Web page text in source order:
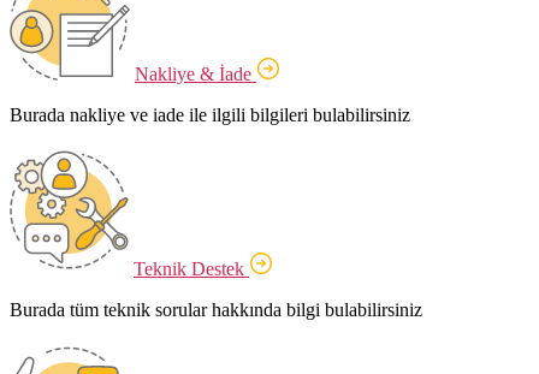
Nakliye & İade
Burada nakliye ve iade ile ilgili bilgileri bulabilirsiniz
Teknik Destek
Burada tüm teknik sorular hakkında bilgi bulabilirsiniz